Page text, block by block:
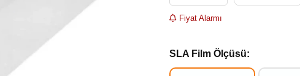
Fiyat Alarmı
SLA Film Ölçüsü: